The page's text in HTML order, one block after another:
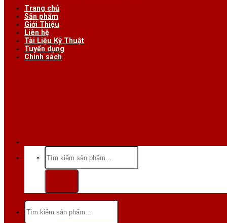
Trang chủ
Sản phẩm
Giới Thiệu
Liên hệ
Tài Liệu Kỹ Thuật
Tuyển dụng
Chính sách
Tìm
kiếm:
Tìm
kiếm: